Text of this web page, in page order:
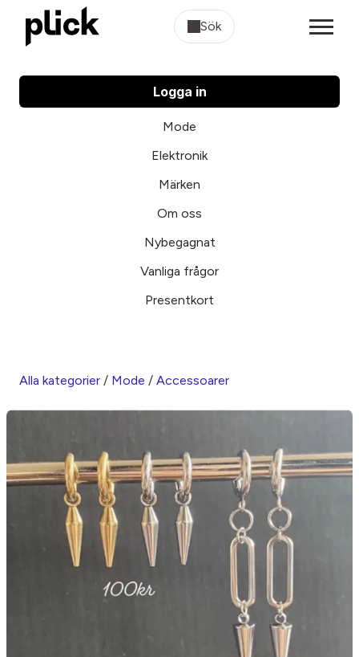
Sök
Logga in
Mode
Elektronik
Märken
Om oss
Nybegagnat
Vanliga frågor
Presentkort
Alla kategorier / Mode / Accessoarer